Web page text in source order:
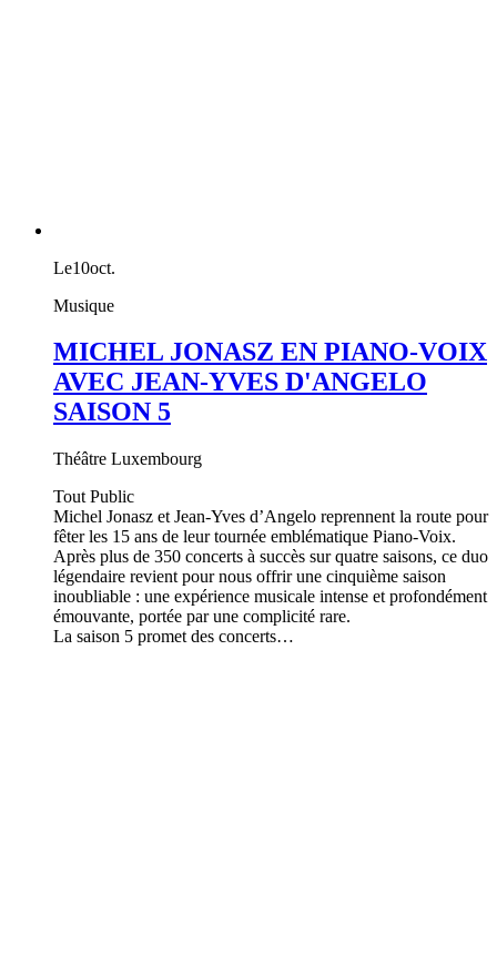
Le10oct.
Musique
MICHEL JONASZ EN PIANO-VOIX
AVEC JEAN-YVES D'ANGELO
SAISON 5
Théâtre Luxembourg
Tout Public
Michel Jonasz et Jean-Yves d’Angelo reprennent la route pour
fêter les 15 ans de leur tournée emblématique Piano-Voix.
Après plus de 350 concerts à succès sur quatre saisons, ce duo
légendaire revient pour nous offrir une cinquième saison
inoubliable : une expérience musicale intense et profondément
émouvante, portée par une complicité rare.
La saison 5 promet des concerts…